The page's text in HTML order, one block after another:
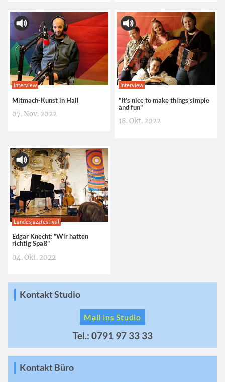
Interview
Mitmach-Kunst in Hall
07. Nov. 2022
Interview
"It's nice to make things simple
and fun"
18. Okt. 2022
Landesjazzfestival
Edgar Knecht: "Wir hatten
richtig Spaß"
04. Okt. 2022
Kontakt Studio
Mail ins Studio
Tel.: 0791 97 33 33
Kontakt Büro